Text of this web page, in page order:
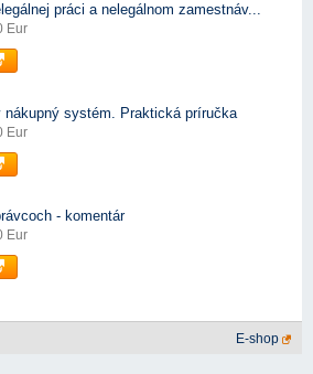
práci a nelegálnom zamestnáv...
Eur
nákupný systém. Praktická príručka
Eur
- komentár
Eur
E-shop